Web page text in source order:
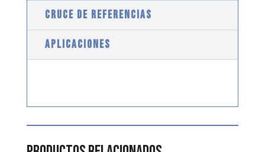
CRUCE DE REFERENCIAS
APLICACIONES